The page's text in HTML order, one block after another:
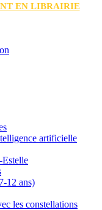
EN LIBRAIRIE
artificielle
12 ans)
les constellations